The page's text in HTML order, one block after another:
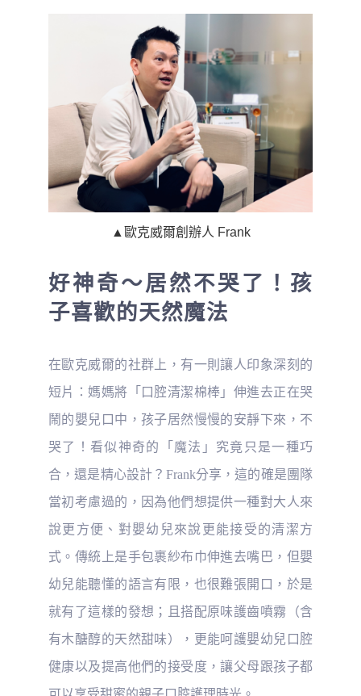
▲歐克威爾創辦人 Frank
好神奇～居然不哭了！孩
子喜歡的天然魔法
在歐克威爾的社群上，有一則讓人印象深刻的
短片：媽媽將「口腔清潔棉棒」伸進去正在哭
鬧的嬰兒口中，孩子居然慢慢的安靜下來，不
哭了！看似神奇的「魔法」究竟只是一種巧
合，還是精心設計？Frank分享，這的確是團隊
當初考慮過的，因為他們想提供一種對大人來
說更方便、對嬰幼兒來說更能接受的清潔方
式。傳統上是手包裹紗布巾伸進去嘴巴，但嬰
幼兒能聽懂的語言有限，也很難張開口，於是
就有了這樣的發想；
且搭配原味護齒噴霧（含
有木醣醇的天然甜味）
，更能呵護嬰幼兒口腔
健康以及提高他們的接受度，讓父母跟孩子都